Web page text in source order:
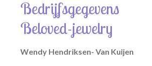
s
A
p
p
a
g
r
a
b
o
o
k
Bedrijfsgegevens
Beloved-jewelry
Wendy Hendriksen- Van Kuijen